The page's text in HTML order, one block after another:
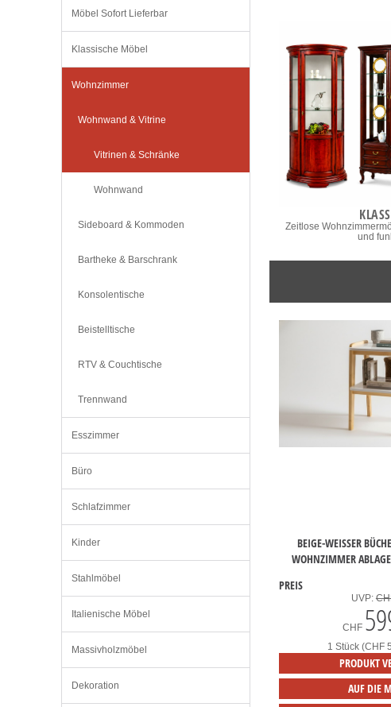
Zeitlose
und
BEIGE-WEISSER
OHNZIMMER
PREIS
UVP:
CHF
1 Stück (CHF
PRODUKT
AUF DIE
Möbel Sofort Lieferbar
Klassische Möbel
Wohnzimmer
Wohnwand & Vitrine
Vitrinen & Schränke
Wohnwand
Sideboard & Kommoden
Bartheke & Barschrank
Konsolentische
Beistelltische
RTV & Couchtische
Trennwand
Esszimmer
Büro
Schlafzimmer
Kinder
Stahlmöbel
Italienische Möbel
Massivholzmöbel
Dekoration